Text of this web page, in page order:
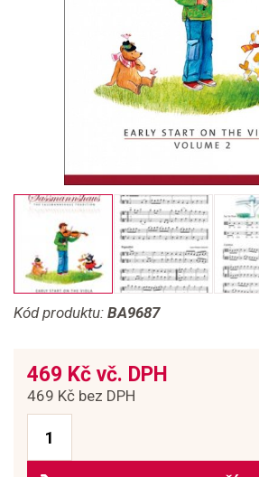
Kód produktu: BA9687
469 Kč vč. DPH
469 Kč bez DPH